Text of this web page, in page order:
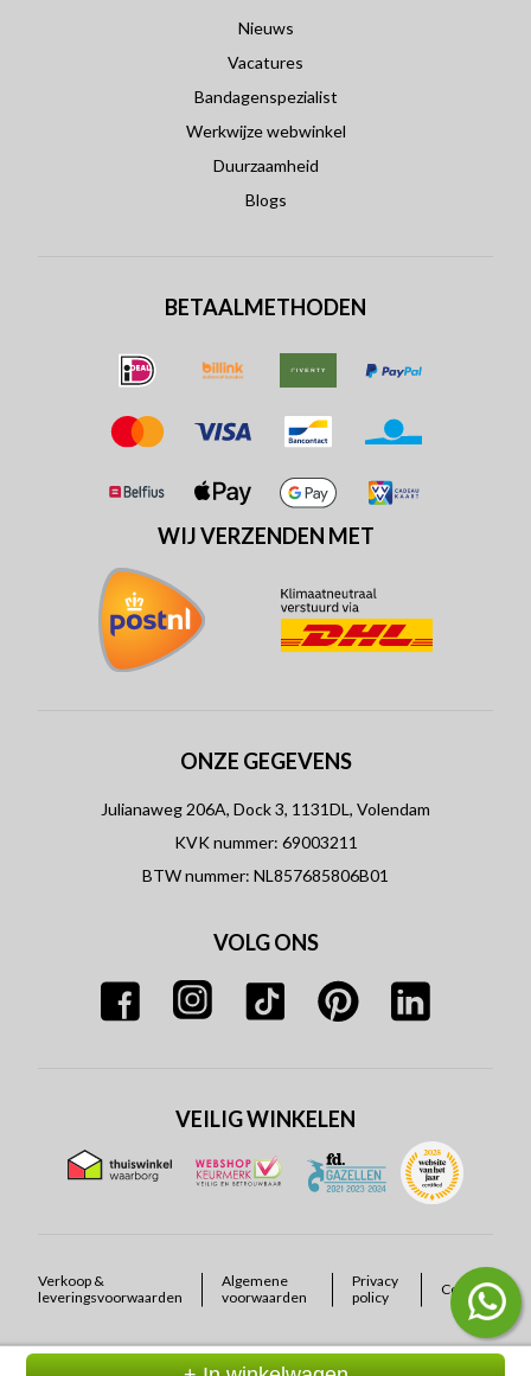
Nieuws
Vacatures
Bandagenspezialist
Werkwijze webwinkel
Duurzaamheid
Blogs
BETAALMETHODEN
WIJ VERZENDEN MET
ONZE GEGEVENS
Julianaweg 206A, Dock 3, 1131DL, Volendam
KVK nummer: 69003211
BTW nummer: NL857685806B01
VOLG ONS
Verkoop &
leveringsvoorwaarden
Algemene
voorwaarden
Privacy
policy
Cookies
VEILIG WINKELEN